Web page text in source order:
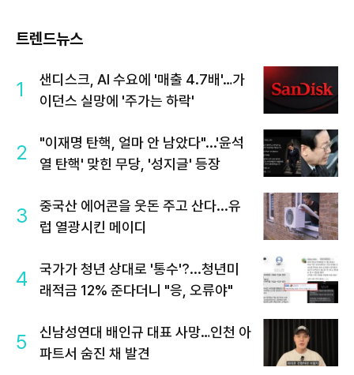
트렌드뉴스
1
샌디스크, AI 수요에 '매출 4.7배'…가
이던스 실망에 '주가는 하락'
2
"이재명 탄핵, 얼마 안 남았다"...'윤석
열 탄핵' 맞힌 무당, '성지글' 등장
3
중국산 에어콘을 웃돈 주고 산다...유
럽 열광시킨 메이디
4
국가가 청년 상대로 '통수'?...청년미
래적금 12% 준다더니 "응, 오류야"
5
신남성연대 배인규 대표 사망…인천 아
파트서 숨진 채 발견